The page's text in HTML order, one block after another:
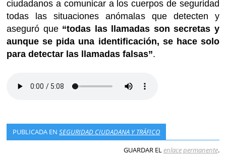
ciudadanos a comunicar a los cuerpos de seguridad
todas las situaciones anómalas que detecten y
aseguró que “todas las llamadas son secretas y
aunque se pida una identificación, se hace solo
para detectar las llamadas falsas”.
PUBLICADA ENSEGURIDAD CIUDADANA Y TRÁFICO
GUARDAR ELenlace permanente.